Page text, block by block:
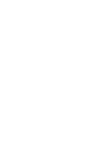
el premio a Mejor
OVB España
especializada en
hemos sido
en los Premios
un galardón que